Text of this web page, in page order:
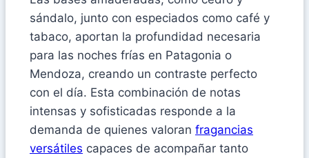
sándalo, junto con especiados como café y
tabaco, aportan la profundidad necesaria
para las noches frías en Patagonia o
Mendoza, creando un contraste perfecto
con el día. Esta combinación de notas
intensas y sofisticadas responde a la
demanda de quienes valoran fragancias
versátiles capaces de acompañar tanto